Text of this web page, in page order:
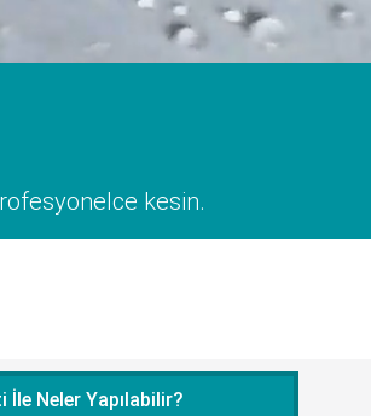
kesin.
İle Neler Yapılabilir?